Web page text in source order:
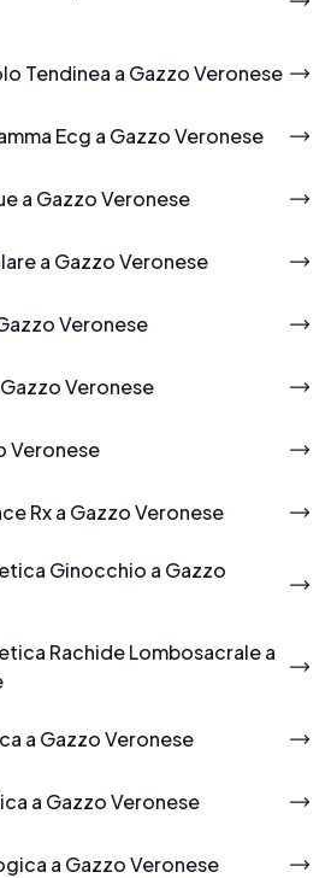
Tendinea a Gazzo Veronese
Ecg a Gazzo Veronese
a Gazzo Veronese
a Gazzo Veronese
Veronese
Veronese
Veronese
Rx a Gazzo Veronese
Ginocchio a Gazzo
Rachide Lombosacrale a
a Gazzo Veronese
a Gazzo Veronese
a Gazzo Veronese